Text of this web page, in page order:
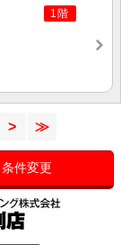
1階
> ≫
条件変更